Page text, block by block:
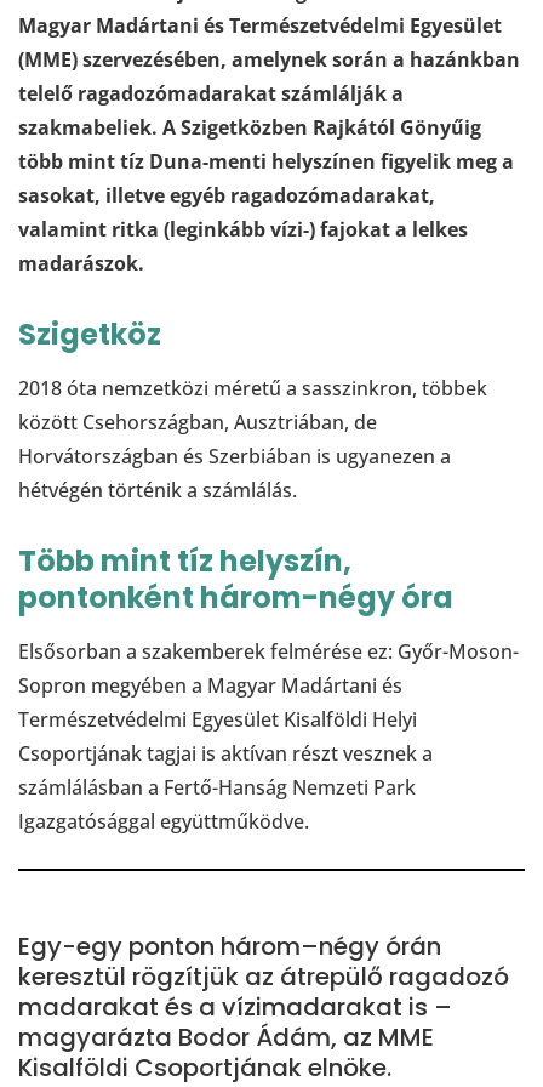
Magyar Madártani és Természetvédelmi Egyesület
(MME) szervezésében, amelynek során a hazánkban
telelő ragadozómadarakat számlálják a
szakmabeliek. A Szigetközben Rajkától Gönyűig
több mint tíz Duna-menti helyszínen figyelik meg a
sasokat, illetve egyéb ragadozómadarakat,
valamint ritka (leginkább vízi-) fajokat a lelkes
madarászok.
Szigetköz
2018 óta nemzetközi méretű a sasszinkron, többek
között Csehországban, Ausztriában, de
Horvátországban és Szerbiában is ugyanezen a
hétvégén történik a számlálás.
Több mint tíz helyszín,
pontonként három-négy óra
Elsősorban a szakemberek felmérése ez: Győr-Moson-
Sopron megyében a Magyar Madártani és
Természetvédelmi Egyesület Kisalföldi Helyi
Csoportjának tagjai is aktívan részt vesznek a
számlálásban a Fertő-Hanság Nemzeti Park
Igazgatósággal együttműködve.
Egy-egy ponton három–négy órán
keresztül rögzítjük az átrepülő ragadozó
madarakat és a vízimadarakat is –
magyarázta Bodor Ádám, az MME
Kisalföldi Csoportjának elnöke.